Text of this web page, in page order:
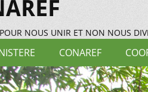
NOUS UNIR ET NON NOUS
CONAREF